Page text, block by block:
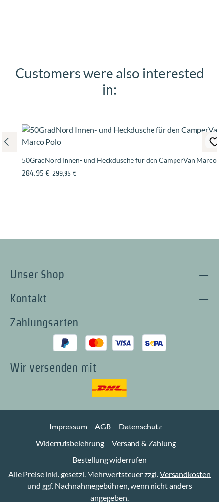
Produktgalerie überspringen
Customers were also interested
in:
50GradNord Innen- und Heckdusche für den CamperVan Marco
Verkaufspreis:
284,95 € Regulärer Preis:
299,95 €
Unser Shop
Kontakt
Zahlungsarten
Wir versenden mit
Impressum AGB
Datenschutz
Widerrufsbelehrung
Versand & Zahlung
Bestellung widerrufen
Alle Preise inkl. gesetzl. Mehrwertsteuer zzgl.Versandkosten
und ggf. Nachnahmegebühren, wenn nicht anders
angegeben.